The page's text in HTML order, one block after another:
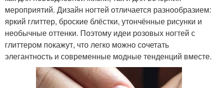
мероприятий. Дизайн ногтей отличается разнообразием:
яркий глиттер, броские блёстки, утончённые рисунки и
необычные оттенки. Поэтому идеи розовых ногтей с
глиттером покажут, что легко можно сочетать
элегантность и современные модные тенденций вместе.